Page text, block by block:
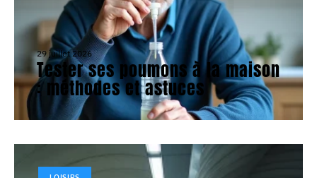
29 juillet 2026
Tester ses poumons à la maison
: méthodes et astuces